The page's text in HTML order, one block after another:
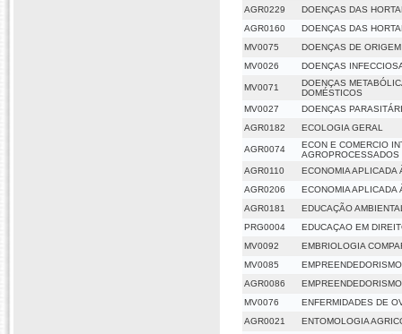
AGR0229
DOENÇAS DAS
AGR0160
DOENÇAS DAS
MV0075
DOENÇAS DE
MV0026
DOENÇAS
MV0071
DOENÇAS
DOMÉSTICOS
MV0027
DOENÇAS
AGR0182
ECOLOGIA GERAL
AGR0074
ECON E COMERCIO
AGROPROCESSADOS
AGR0110
ECONOMIA APLICADA
AGR0206
ECONOMIA APLICADA
AGR0181
EDUCAÇÃO
PRG0004
EDUCAÇAO EM
MV0092
EMBRIOLOGIA
MV0085
AGR0086
MV0076
ENFERMIDADES DE
AGR0021
ENTOMOLOGIA